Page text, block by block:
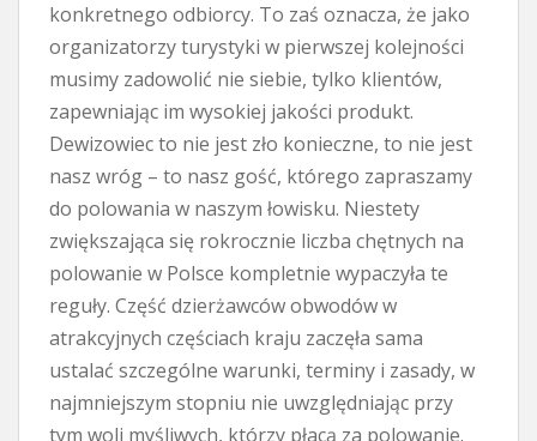
konkretnego odbiorcy. To zaś oznacza, że jako
organizatorzy turystyki w pierwszej kolejności
musimy zadowolić nie siebie, tylko klientów,
zapewniając im wysokiej jakości produkt.
Dewizowiec to nie jest zło konieczne, to nie jest
nasz wróg – to nasz gość, którego zapraszamy
do polowania w naszym łowisku. Niestety
zwiększająca się rokrocznie liczba chętnych na
polowanie w Polsce kompletnie wypaczyła te
reguły. Część dzierżawców obwodów w
atrakcyjnych częściach kraju zaczęła sama
ustalać szczególne warunki, terminy i zasady, w
najmniejszym stopniu nie uwzględniając przy
tym woli myśliwych, którzy płacą za polowanie.